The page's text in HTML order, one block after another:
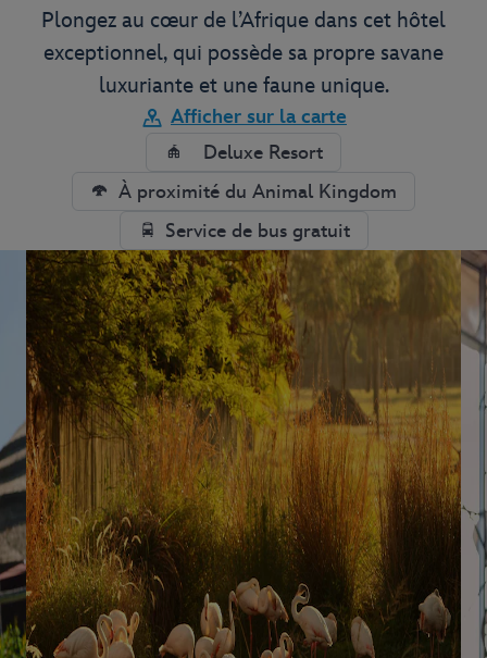
Plongez au cœur de l’Afrique dans cet hôtel
exceptionnel, qui possède sa propre savane
luxuriante et une faune unique.
Afficher sur la carte
Deluxe Resort
À proximité du Animal Kingdom
Service de bus gratuit